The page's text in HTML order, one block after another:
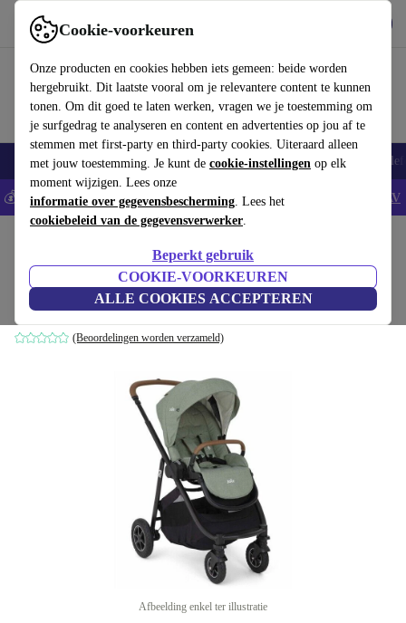
Cookie-voorkeuren
Onze producten en cookies hebben iets gemeen: beide worden
hergebruikt. Dit laatste vooral om je relevantere content te kunnen
tonen. Om dit goed te laten werken, vragen we je toestemming om
je surfgedrag te analyseren en content en advertenties op jou af te
stemmen met first-party en third-party cookies. Uiteraard alleen
met jouw toestemming. Je kunt de cookie-instellingen op elk
moment wijzigen. Lees onze
informatie over gegevensbescherming. Lees het
cookiebeleid van de gegevensverwerker.
Beperkt gebruik
COOKIE-VOORKEUREN
ALLE COOKIES ACCEPTEREN
Gebruik refurbed snel en eenvoudig
Smartphones Laptops Tablets Smartwatches Accessoires
💰Bespaar 5% EXTRA op alle iPhones - Code: IPHONEDEAL - AV
Joie Versatrax Laurel kinderwagen
groen
(Beoordelingen worden verzameld)
Afbeelding enkel ter illustratie